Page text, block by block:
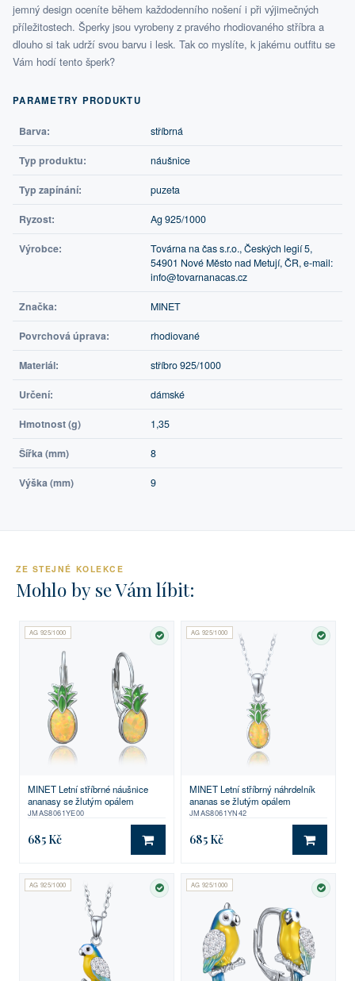
jemný design oceníte během každodenního nošení i při výjimečných
příležitostech. Šperky jsou vyrobeny z pravého rhodiovaného stříbra a
dlouho si tak udrží svou barvu i lesk. Tak co myslíte, k jakému outfitu se
Vám hodí tento šperk?
PARAMETRY PRODUKTU
Barva: stříbrná
Typ produktu: náušnice
Typ zapínání: puzeta
Ryzost: Ag 925/1000
Výrobce:
Továrna na čas s.r.o., Českých legií 5,
54901 Nové Město nad Metují, ČR, e-mail:
info@tovarnanacas.cz
Značka: MINET
Povrchová úprava: rhodiované
Materiál: stříbro 925/1000
Určení: dámské
Hmotnost (g) 1,35
Šířka (mm) 8
Výška (mm) 9
ZE STEJNÉ KOLEKCE
Mohlo by se Vám líbit:
AG 925/1000
SKLADEM
MINET Letní stříbrné náušnice
ananasy se žlutým opálem
JMAS8061YE00
685 Kč DO KOŠÍKU
AG 925/1000
MINET Letní stříbrný náhrdelník
ananas se žlutým opálem
JMAS8061YN42
685 Kč DO
AG 925/1000
SKLADEM
AG 925/1000